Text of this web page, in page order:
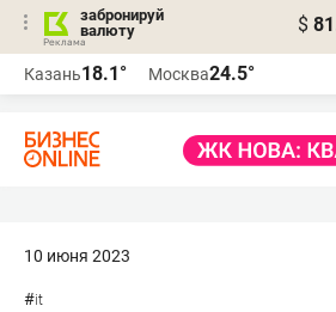
забронируй
валюту
$
Казань18.1° Москва24.5°
10 июня 2023
#it